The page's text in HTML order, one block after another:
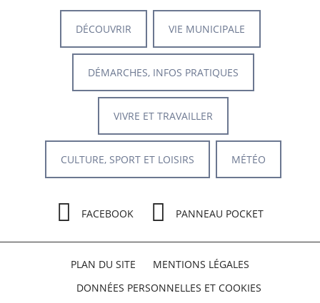
DÉCOUVRIR VIE MUNICIPALE
DÉMARCHES, INFOS PRATIQUES
VIVRE ET TRAVAILLER
CULTURE, SPORT ET LOISIRS MÉTÉO
FACEBOOK PANNEAU POCKET
PLAN DU SITE
MENTIONS LÉGALES
DONNÉES PERSONNELLES ET COOKIES